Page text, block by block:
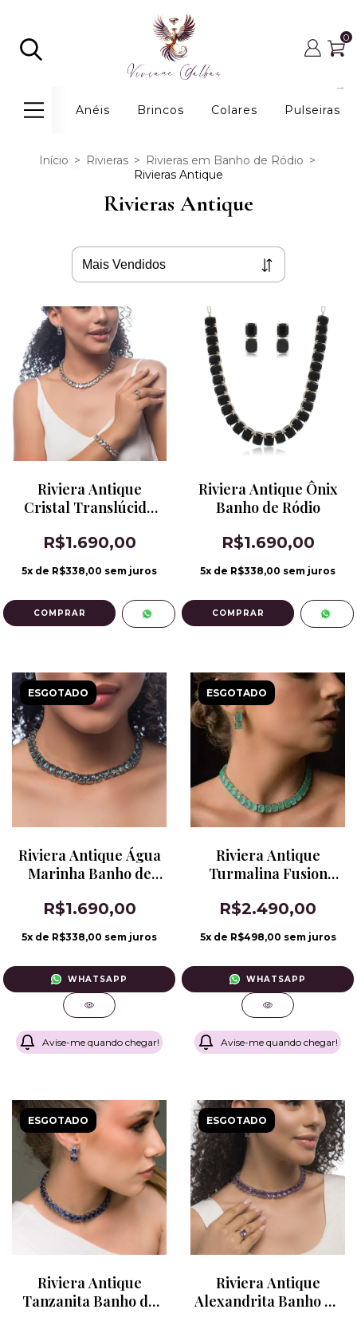
0
Anéis Brincos Colares Pulseiras
Início > Rivieras > Rivieras em Banho de Ródio >
Rivieras Antique
Rivieras Antique
Riviera Antique
Cristal Translúcido
R$1.690,00
5x de R$338,00 sem juros
Riviera Antique Ônix
Banho de Ródio
R$1.690,00
5x de R$338,00 sem juros
ESGOTADO
Riviera Antique Água
Marinha Banho de
R$1.690,00
5x de R$338,00 sem juros
WHATSAPP
Avise-me quando chegar!
ESGOTADO
Riviera Antique
Turmalina Fusion
R$2.490,00
5x de R$498,00 sem juros
WHATSAPP
Avise-me quando chegar!
ESGOTADO
Riviera Antique
Tanzanita Banho de
ESGOTADO
Riviera Antique
Alexandrita Banho de